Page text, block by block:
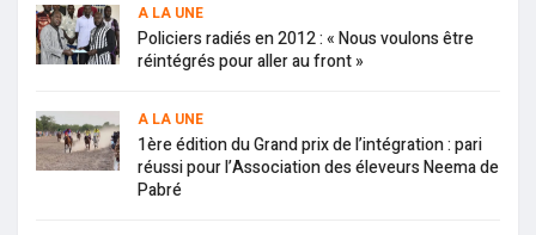
A LA UNE
Policiers radiés en 2012 : « Nous voulons être
réintégrés pour aller au front »
A LA UNE
1ère édition du Grand prix de l’intégration : pari
réussi pour l’Association des éleveurs Neema de
Pabré